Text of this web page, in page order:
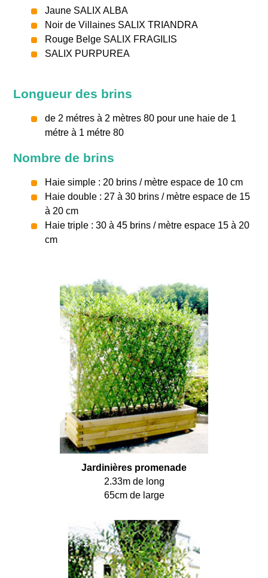
Jaune SALIX ALBA
Noir de Villaines SALIX TRIANDRA
Rouge Belge SALIX FRAGILIS
SALIX PURPUREA
Longueur des brins
de 2 métres à 2 mètres 80 pour une haie de 1
métre à 1 métre 80
Nombre de brins
Haie simple : 20 brins / mètre espace de 10 cm
Haie double : 27 à 30 brins / mètre espace de 15
à 20 cm
Haie triple : 30 à 45 brins / mètre espace 15 à 20
cm
Jardinières promenade
2.33m de long
65cm de large